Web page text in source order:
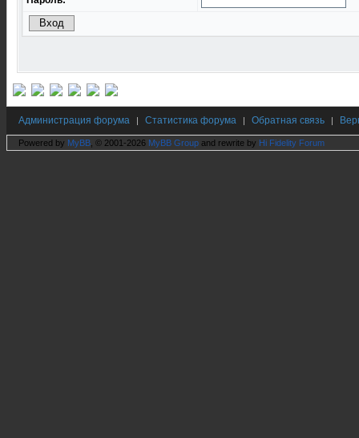
Администрация форума | Статистика форума | Обратная связь |
Powered by MyBB , © 2001-2026 MyBB Group and rewrite by Hi Fidelity Forum